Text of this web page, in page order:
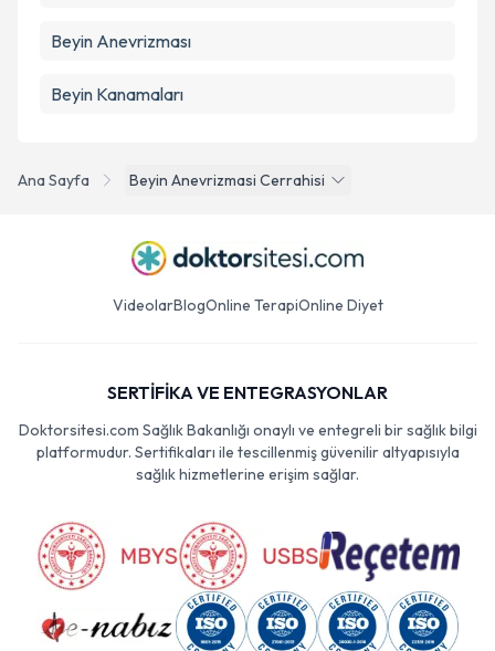
Ana Sayfa Beyin Anevrizmasi Cerrahisi
Beyin Anevrizması
Beyin Kanamaları
VideolarBlogOnline TerapiOnline Diyet
SERTİFİKA VE ENTEGRASYONLAR
Doktorsitesi.com Sağlık Bakanlığı onaylı ve entegreli bir sağlık bilgi
platformudur. Sertifikaları ile tescillenmiş güvenilir altyapısıyla
sağlık hizmetlerine erişim sağlar.